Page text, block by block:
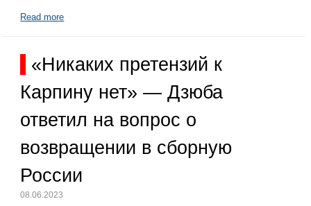
Read more
«Никаких претензий к
Карпину нет» — Дзюба
ответил на вопрос о
возвращении в сборную
России
08.06.2023